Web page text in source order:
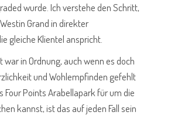
wurde. Ich verstehe den Schritt,
Grand in direkter
gleiche Klientel anspricht.
in Ordnung, auch wenn es doch
und Wohlempfinden gefehlt
Four Points Arabellapark für um die
kannst, ist das auf jeden Fall sein